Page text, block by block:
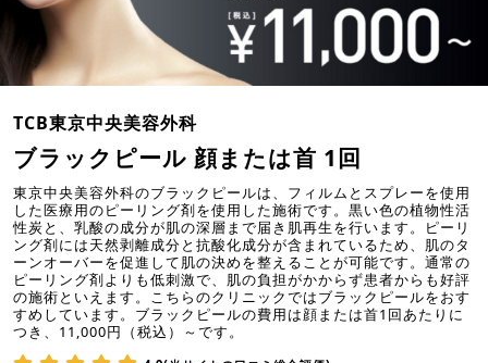
TCB東京中央美容外科
ブラックピール 顔または首 1回
東京中央美容外科のブラックピールは、フィルムとスプレーを使用
した医療用のピーリング剤を使用した施術です。黒い色の植物性活
性炭と、乳酸の成分が肌の深層まで届き肌再生を行います。ピーリ
ング剤には天然剥離成分と抗酸化成分が含まれているため、肌のタ
ーンオーバーを促進して肌の決めを整えることが可能です。通常の
ピーリング剤よりも低刺激で、肌の負担がかからず患者からも好評
の施術といえます。こちらのクリニックではブラックピールをおす
すめしています。ブラックピールの費用は顔または首1回あたりに
つき、11,000円（税込）～です。